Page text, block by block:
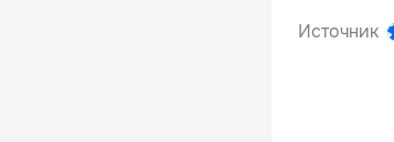
Источник